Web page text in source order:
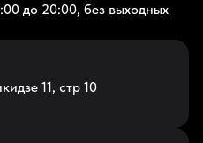
до 20:00, без выходных
11, стр 10